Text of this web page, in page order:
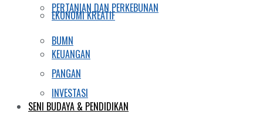
PERTANIAN DAN PERKEBUNAN
BUMN
PANGAN
SENI BUDAYA & PENDIDIKAN
EKONOMI KREATIF
KEUANGAN
INVESTASI